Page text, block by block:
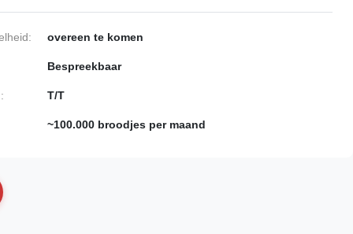
overeen te komen
Bespreekbaar
T/T
~100.000 broodjes per maand